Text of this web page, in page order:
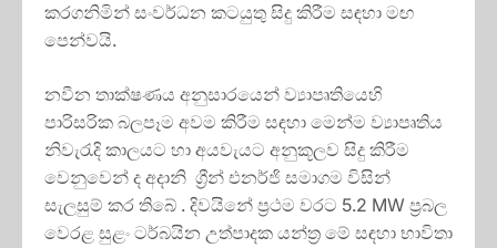
කරගනිමින් සංවර්ධන කටයුතු සිදු කිරීම සඳහා මඟ
පෙන්වයි.
නවීන තාක්ෂණය අනුසාරයෙන් ව්‍යාපෘතියෙහි
පාරිසරික බලපෑම අවම කිරීම සඳහා මෙන්ම ව්‍යාපෘතිය
නිවැරැදි කාලයට හා අයවැයට අනුකූලව සිදු කිරීම
වෙනුවෙන් ද අදානි ග්‍රීන් එනර්ජි සමාගම විසින්
සැලසුම් කර තිබේ . දිවයිනේ ප්‍රථම වරට 5.2 MW ප්‍රබල
වෙරළ සුළං ටර්බයින උත්පාදක යන්ත්‍ර මේ සඳහා භාවිතා